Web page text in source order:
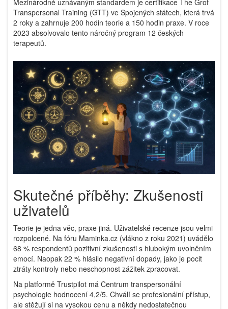
Transpersonal Training (GTT) ve Spojených státech, která trvá
2 roky a zahrnuje 200 hodin teorie a 150 hodin praxe. V roce
2023 absolvovalo tento náročný program 12 českých
terapeutů.
Skutečné příběhy: Zkušenosti
uživatelů
Teorie je jedna věc, praxe jiná. Uživatelské recenze jsou velmi
rozpolcené. Na fóru Maminka.cz (vlákno z roku 2021) uvádělo
68 % respondentů pozitivní zkušenosti s hlubokým uvolněním
emocí. Naopak 22 % hlásilo negativní dopady, jako je pocit
ztráty kontroly nebo neschopnost zážitek zpracovat.
Na platformě Trustpilot má Centrum transpersonální
psychologie hodnocení 4,2/5. Chválí se profesionální přístup,
ale stěžují si na vysokou cenu a někdy nedostatečnou